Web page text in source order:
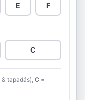
E F
C
tapadás), C =